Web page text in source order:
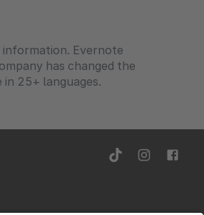
Evernote
has changed the
25+ languages.